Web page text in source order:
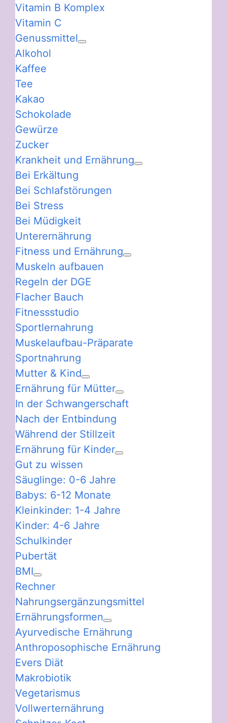
Vitamin B Komplex
Vitamin C
Genussmittel
Alkohol
Kaffee
Tee
Kakao
Schokolade
Gewürze
Zucker
Krankheit und Ernährung
Bei Erkältung
Bei Schlafstörungen
Bei Stress
Bei Müdigkeit
Unterernährung
Fitness und Ernährung
Muskeln aufbauen
Regeln der DGE
Flacher Bauch
Fitnessstudio
Sportlernahrung
Muskelaufbau-Präparate
Sportnahrung
Mutter & Kind
Ernährung für Mütter
In der Schwangerschaft
Nach der Entbindung
Während der Stillzeit
Ernährung für Kinder
Gut zu wissen
Säuglinge: 0-6 Jahre
Babys: 6-12 Monate
Kleinkinder: 1-4 Jahre
Kinder: 4-6 Jahre
Schulkinder
Pubertät
BMI
Rechner
Nahrungsergänzungsmittel
Ernährungsformen
Ayurvedische Ernährung
Anthroposophische Ernährung
Evers Diät
Makrobiotik
Vegetarismus
Vollwerternährung